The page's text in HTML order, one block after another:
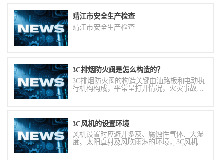
靖江市安全生产检查
靖江市安全生产检查
3C排烟防火阀是怎么构造的？
3C排烟防火阀的构造关键由油路板和电动执
行机构构成，平常呈打开情况，火灾事故时
关电源使闸阀关掉。手动式关掉或手动式校
准。
3C风机的设置环境
风机设置时应避开多灰、腐蚀性气体、大湿
度、太阳直射及风吹雨淋的环境，3C风机周